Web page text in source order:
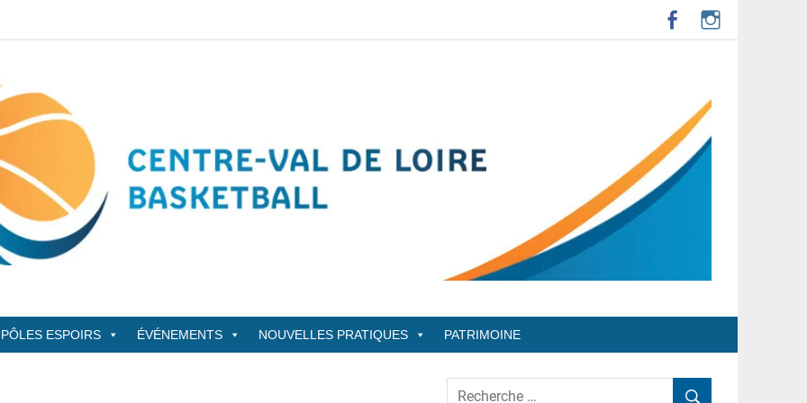
PÔLES ESPOIRS ÉVÉNEMENTS NOUVELLES PRATIQUES PATRIMOINE